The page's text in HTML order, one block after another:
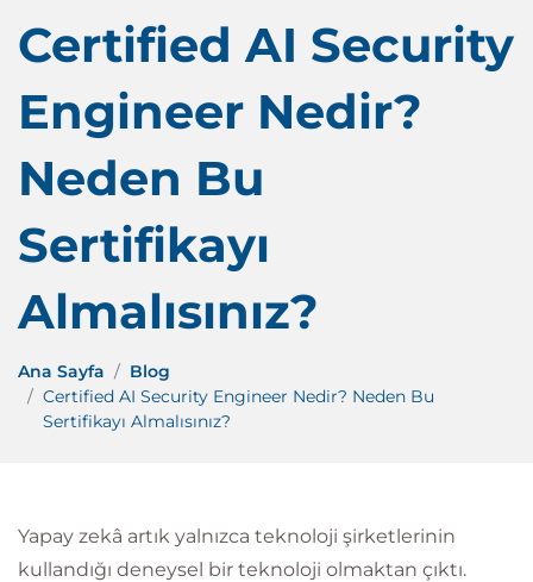
Certified AI Security
Engineer Nedir?
Neden Bu
Sertifikayı
Almalısınız?
Ana Sayfa
Blog
Certified AI Security Engineer Nedir? Neden Bu
Sertifikayı Almalısınız?
Yapay zekâ artık yalnızca teknoloji şirketlerinin
kullandığı deneysel bir teknoloji olmaktan çıktı.